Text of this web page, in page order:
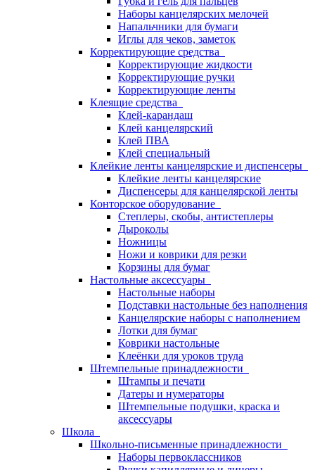
Наборы канцелярских мелочей
Напальчники для бумаги
Иглы для чеков, заметок
Корректирующие средства
Корректирующие жидкости
Корректирующие ручки
Корректирующие ленты
Клеящие средства
Клей-карандаш
Клей канцелярский
Клей ПВА
Клей специальный
Клейкие ленты канцелярские и диспенсеры
Клейкие ленты канцелярские
Диспенсеры для канцелярской ленты
Конторское оборудование
Степлеры, скобы, антистеплеры
Дыроколы
Ножницы
Ножи и коврики для резки
Корзины для бумаг
Настольные аксессуары
Настольные наборы
Подставки настольные без наполнения
Канцелярские наборы с наполнением
Лотки для бумаг
Коврики настольные
Клеёнки для уроков труда
Штемпельные принадлежности
Штампы и печати
Датеры и нумераторы
Штемпельные подушки, краска и
аксессуары
Школа
Школьно-письменные принадлежности
Наборы первоклассников